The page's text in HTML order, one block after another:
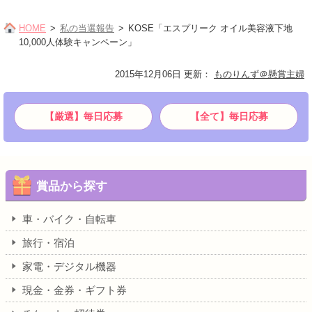
HOME 私の当選報告
KOSE「エスプリーク オイル美容液下地
10,000人体験キャンペーン」
2015年12月06日 更新 ： ものりんず＠懸賞主婦
【厳選】毎日応募 【全て】毎日応募
賞品から探す
車・バイク・自転車
旅行・宿泊
家電・デジタル機器
現金・金券・ギフト券